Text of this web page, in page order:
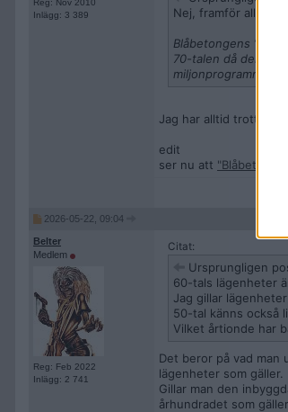
Reg: Nov 2010
Inlägg: 3 389
Nej, framför allt
Blåbetongens
70-talen då den
miljonprogrammet.
Jag har alltid trott det
edit
ser nu att "Blåbetong,
2026-05-22, 09:04
Belter
Medlem
Reg: Feb 2022
Inlägg: 2 741
Citat:
Ursprungligen
60-tals lägenheter
Jag gillar
50-tal känns också
Vilket årtionde har
Det beror på vad man
lägenheter som gäller.
Gillar man den
århundradet som